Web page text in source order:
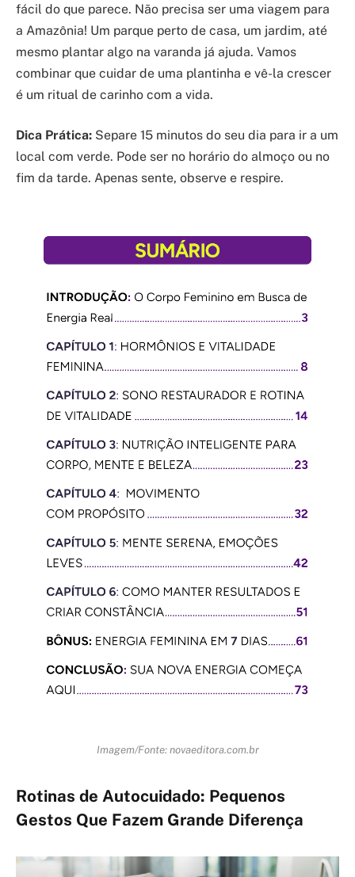
fácil do que parece. Não precisa ser uma viagem para
a Amazônia! Um parque perto de casa, um jardim, até
mesmo plantar algo na varanda já ajuda. Vamos
combinar que cuidar de uma plantinha e vê-la crescer
é um ritual de carinho com a vida.
Dica Prática: Separe 15 minutos do seu dia para ir a um
local com verde. Pode ser no horário do almoço ou no
fim da tarde. Apenas sente, observe e respire.
Imagem/Fonte: novaeditora.com.br
Rotinas de Autocuidado: Pequenos
Gestos Que Fazem Grande Diferença